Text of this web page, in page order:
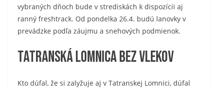
vybraných dňoch bude v strediskách k dispozícii aj
ranný freshtrack. Od pondelka 26.4. budú lanovky v
prevádzke podľa záujmu a snehových podmienok.
Tatranská Lomnica bez vlekov
Kto dúfal, že si zalyžuje aj v Tatranskej Lomnici, dúfal